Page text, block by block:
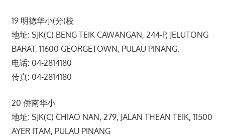
19 明德华小(分)校
地址: SJK(C) BENG TEIK CAWANGAN, 244-P, JELUTONG
BARAT, 11600 GEORGETOWN, PULAU PINANG.
电话: 04-2814180
传真: 04-2814180
20 侨南华小
地址: SJK(C) CHIAO NAN, 279, JALAN THEAN TEIK, 11500
AYER ITAM, PULAU PINANG